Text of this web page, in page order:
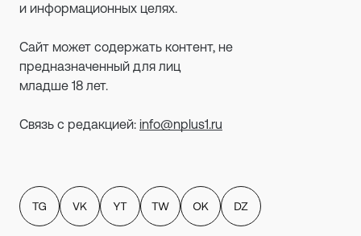
и информационных целях.
Сайт может содержать контент, не
предназначенный для лиц
младше 18 лет.
Связь с редакцией: info@nplus1.ru